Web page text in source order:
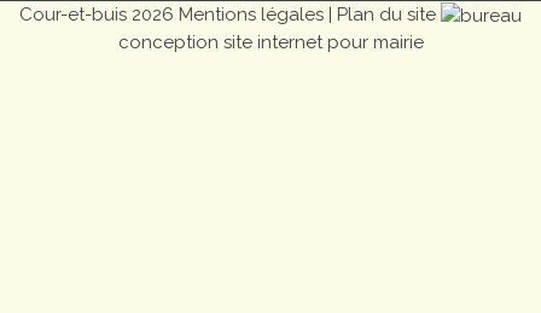
Cour-et-buis 2026 Mentions légales | Plan du site
conception site internet pour mairie